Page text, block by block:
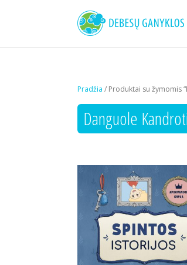
Pradžia / Produktai su žymomis
Danguole